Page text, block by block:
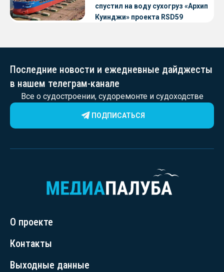
спустил на воду сухогруз «Архип
Куинджи» проекта RSD59
Последние новости и ежедневные дайджесты
в нашем телеграм-канале
Все о судостроении, судоремонте и судоходстве
ПОДПИСАТЬСЯ
О проекте
Контакты
Выходные данные